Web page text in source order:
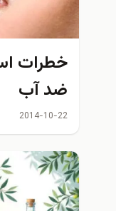
خطرات
ضد آب
2014-10-22